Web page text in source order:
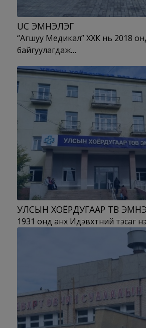
UC ЭМНЭЛЭГ
“Агшуу Медикал” ХХК нь 2018
байгуулагдаж…
УЛСЫН ХОЁРДУГААР ТӨВ
1931 онд анх Идэвхтний тэсаг